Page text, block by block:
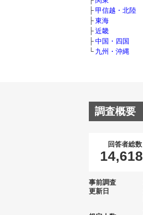
甲信越・北陸
東海
近畿
中国・四国
九州・沖縄
調査概要
回答者総数
14,618
事前調査
更新日